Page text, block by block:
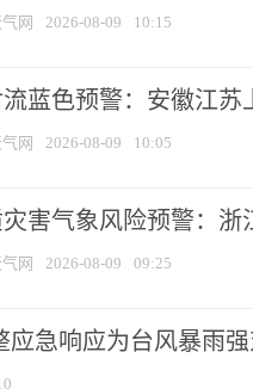
网 2026-08-09 10:15
蓝色预警：安徽江苏
网 2026-08-09 10:05
害气象风险预警：浙
网 2026-08-09 09:25
应急响应为台风暴雨